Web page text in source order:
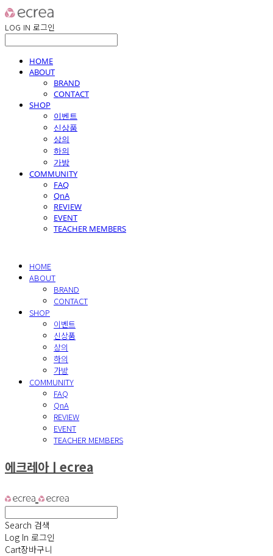
LOG IN 로그인
HOME
ABOUT
BRAND
CONTACT
SHOP
이벤트
신상품
상의
하의
가방
COMMUNITY
FAQ
QnA
REVIEW
EVENT
TEACHER MEMBERS
HOME
ABOUT
BRAND
CONTACT
SHOP
이벤트
신상품
상의
하의
가방
COMMUNITY
FAQ
QnA
REVIEW
EVENT
TEACHER MEMBERS
에크레아ㅣecrea
Search 검색
Log In 로그인
Cart장바구니